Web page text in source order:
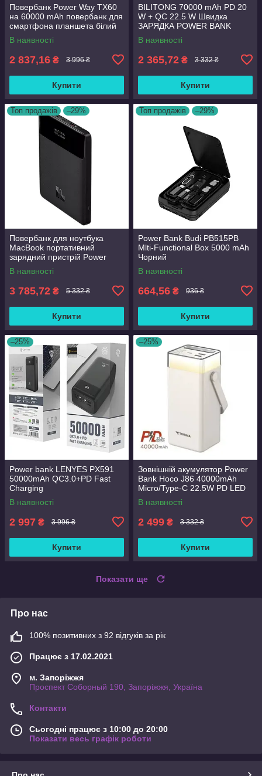
Повербанк Power Way TX60
на 60000 mAh повербанк для
смартфона планшета білий
В наявності
2 837,16 ₴ 3 996 ₴
Купити
BILITONG 70000 mAh PD 20
W + QC 22.5 W Швидка
ЗАРЯДКА POWER BANK
СВІТОДИОДНИЙ
ПІДСВІТКИЙ
В наявності
2 365,72 ₴ 3 332 ₴
Купити
Топ продажів –29%
Повербанк для ноутбука
MacBook портативний
зарядний пристрій Power
bank Baseus Fast Charging
20000mAh 100 W
В наявності
3 785,72 ₴ 5 332 ₴
Купити
Топ продажів –29%
Power Bank Budi PB515PB
Mlti-Functional Box 5000 mAh
Чорний
В наявності
664,56 ₴ 936 ₴
Купити
–25%
Power bank LENYES PX591
50000mAh QC3.0+PD Fast
Charging
В наявності
2 997 ₴ 3 996 ₴
Купити
–25%
Зовнішній акумулятор Power
Bank Hoco J86 40000mAh
Micro/Type-C 22.5W PD LED
В наявності
2 499 ₴ 3 332 ₴
Купити
Показати ще
Про нас
100% позитивних з 92 відгуків за рік
Працює з 17.02.2021
м. Запоріжжя
Проспект Соборный 190, Запоріжжя, Україна
Контакти
Сьогодні працює з 10:00 до 20:00
Показати весь графік роботи